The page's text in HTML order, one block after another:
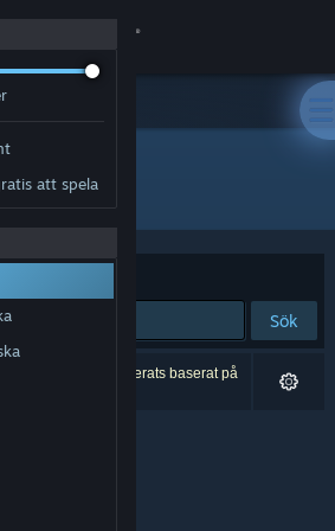
att spela
Sök
1 titel har exkluderats baserat på